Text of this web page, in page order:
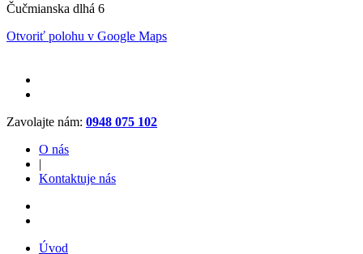
Čučmianska dlhá 6
Otvoriť polohu v Google Maps
Zavolajte nám: 0948 075 102
O nás
|
Kontaktuje nás
Úvod